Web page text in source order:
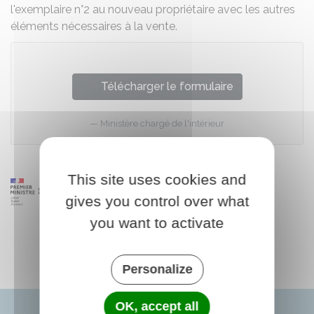
l'exemplaire n°2 au nouveau propriétaire avec les autres
éléments nécessaires à la vente.
Télécharger le formulaire
Ministère chargé de l'intérieur
This site uses cookies and
gives you control over what
you want to activate
Personalize
OK, accept all